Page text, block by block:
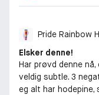
Pride Rainbow
Elsker denne!
Har prøvd denne nå,
veldig subtle. 3
eg alt har hodepine,